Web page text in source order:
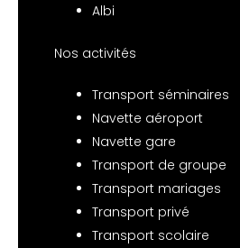
Albi
Nos activités
Transport séminaires
Navette aéroport
Navette gare
Transport de groupe
Transport mariages
Transport privé
Transport scolaire